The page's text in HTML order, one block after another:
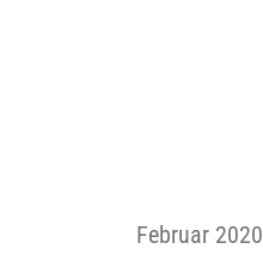
Februar 2020